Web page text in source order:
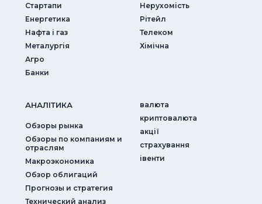
Стартапи
Енергетика
Нафта і газ
Металургія
Агро
Банки
Нерухомість
Рітейл
Телеком
Хімічна
АНАЛIТИКА
Обзоры рынка
Обзоры по компаниям и
отраслям
Макроэкономика
Обзор облигаций
Прогнозы и стратегия
Технический анализ
валюта
криптовалюта
акції
страхування
iвенти